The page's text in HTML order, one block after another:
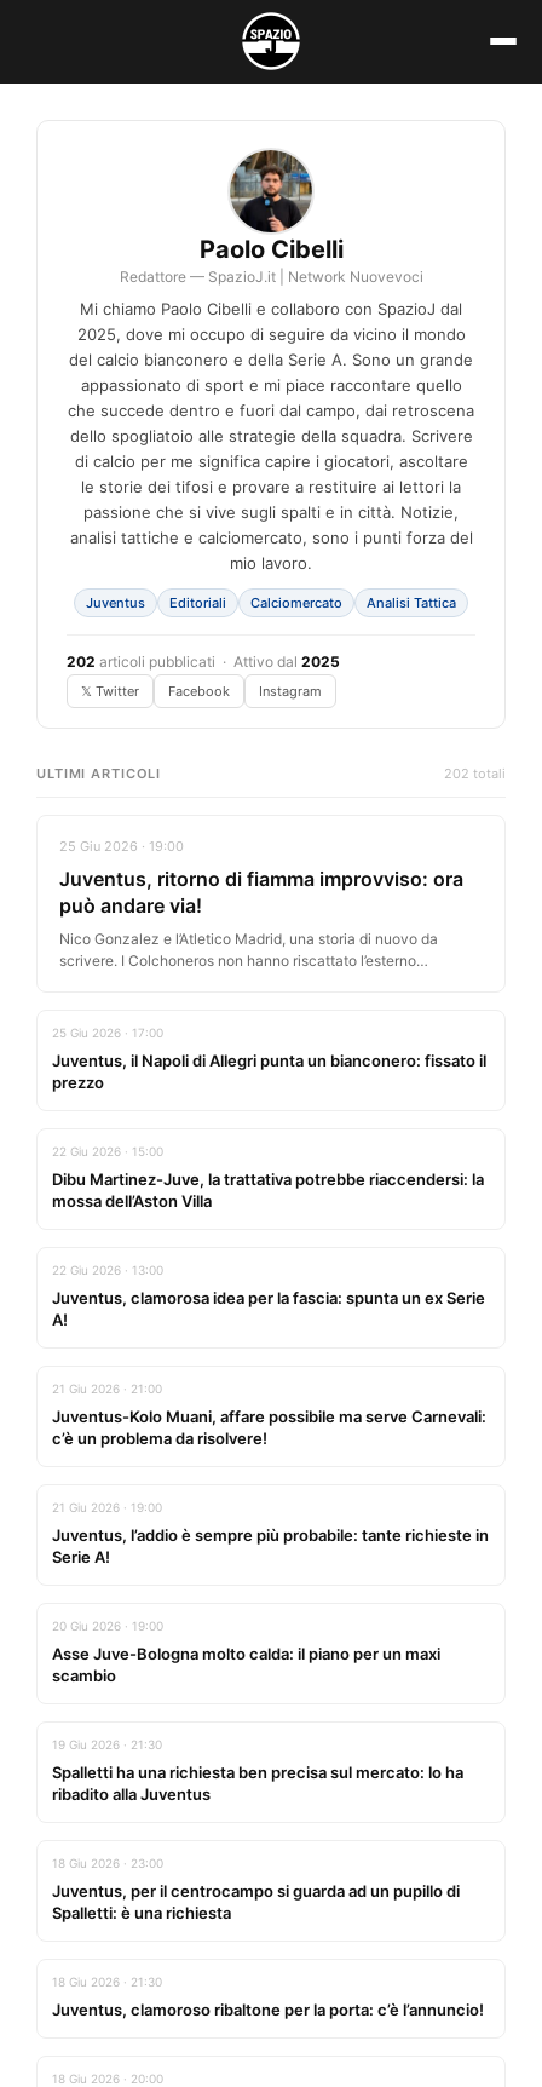
contenuto
Paolo Cibelli
Redattore — SpazioJ.it | Network Nuovevoci
Mi chiamo Paolo Cibelli e collaboro con SpazioJ dal
2025, dove mi occupo di seguire da vicino il mondo
del calcio bianconero e della Serie A. Sono un grande
appassionato di sport e mi piace raccontare quello
che succede dentro e fuori dal campo, dai retroscena
dello spogliatoio alle strategie della squadra. Scrivere
di calcio per me significa capire i giocatori, ascoltare
le storie dei tifosi e provare a restituire ai lettori la
passione che si vive sugli spalti e in città. Notizie,
analisi tattiche e calciomercato, sono i punti forza del
mio lavoro.
Juventus Editoriali Calciomercato Analisi Tattica
202 articoli pubblicati · Attivo dal 2025
𝕏 Twitter Facebook Instagram
ULTIMI ARTICOLI 202 totali
25 Giu 2026 · 19:00
Juventus, ritorno di fiamma improvviso: ora
può andare via!
Nico Gonzalez e l’Atletico Madrid, una storia di nuovo da
scrivere. I Colchoneros non hanno riscattato l’esterno
25 Giu 2026 · 17:00
Juventus, il Napoli di Allegri punta un bianconero: fissato il
prezzo
22 Giu 2026 · 15:00
Dibu Martinez-Juve, la trattativa potrebbe riaccendersi: la
mossa dell’Aston Villa
22 Giu 2026 · 13:00
Juventus, clamorosa idea per la fascia: spunta un ex Serie
A!
21 Giu 2026 · 21:00
Juventus-Kolo Muani, affare possibile ma serve Carnevali:
c’è un problema da risolvere!
21 Giu 2026 · 19:00
Juventus, l’addio è sempre più probabile: tante richieste in
Serie A!
20 Giu 2026 · 19:00
Asse Juve-Bologna molto calda: il piano per un maxi
scambio
19 Giu 2026 · 21:30
Spalletti ha una richiesta ben precisa sul mercato: lo ha
ribadito alla Juventus
18 Giu 2026 · 23:00
Juventus, per il centrocampo si guarda ad un pupillo di
Spalletti: è una richiesta
18 Giu 2026 · 21:30
Juventus, clamoroso ribaltone per la porta: c’è l’annuncio!
18 Giu 2026 · 20:00